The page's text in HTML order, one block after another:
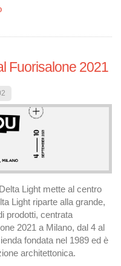
autoadesiva per rinnovare
Fuorisalone 2021
Light mette al centro
Light riparte alla grande,
prodotti, centrata
2021 a Milano, dal 4 al
fondata nel 1989 ed è
architettonica.